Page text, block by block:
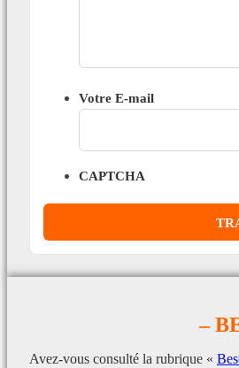
Votre E-mail
CAPTCHA
–
Avez-vous consulté la rubrique «